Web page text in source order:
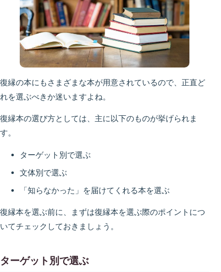
復縁の本にもさまざまな本が用意されているので、正直ど
れを選ぶべきか迷いますよね。
復縁本の選び方としては、主に以下のものが挙げられま
す。
ターゲット別で選ぶ
文体別で選ぶ
「知らなかった」を届けてくれる本を選ぶ
復縁本を選ぶ前に、まずは復縁本を選ぶ際のポイントにつ
いてチェックしておきましょう。
ターゲット別で選ぶ